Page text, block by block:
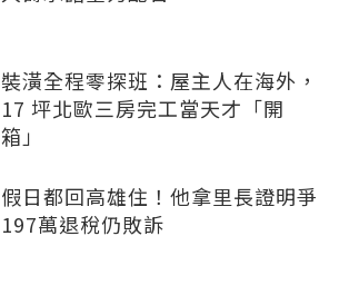
裝潢全程零探班：屋主人在海外，
17 坪北歐三房完工當天才「開
箱」
假日都回高雄住！他拿里長證明爭
197萬退稅仍敗訴